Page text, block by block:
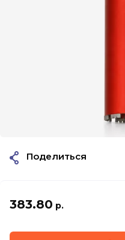
383.80 р.
Поделиться